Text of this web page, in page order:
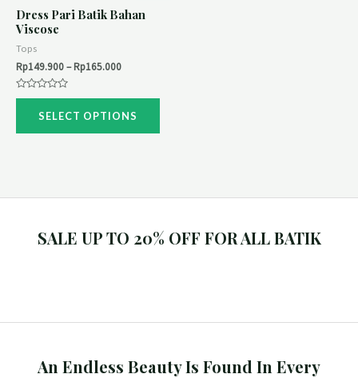
Dress Pari Batik Bahan
Viscose
Tops
Rp149.900–Rp165.000
Rated
5
SELECT OPTIONS
SALE UP TO 20% OFF FOR ALL BATIK
An Endless Beauty Is Found In Every